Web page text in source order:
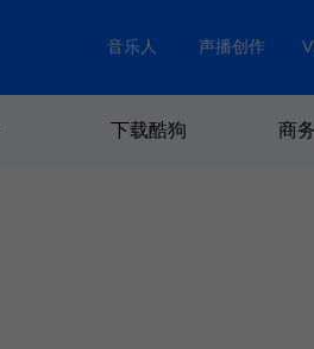
音乐人 声播创作
下载酷狗 商